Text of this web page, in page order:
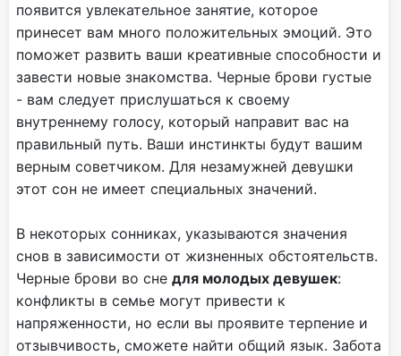
появится увлекательное занятие, которое
принесет вам много положительных эмоций. Это
поможет развить ваши креативные способности и
завести новые знакомства. Черные брови густые
- вам следует прислушаться к своему
внутреннему голосу, который направит вас на
правильный путь. Ваши инстинкты будут вашим
верным советчиком. Для незамужней девушки
этот сон не имеет специальных значений.
В некоторых сонниках, указываются значения
снов в зависимости от жизненных обстоятельств.
Черные брови во сне для молодых девушек:
конфликты в семье могут привести к
напряженности, но если вы проявите терпение и
отзывчивость, сможете найти общий язык. Забота